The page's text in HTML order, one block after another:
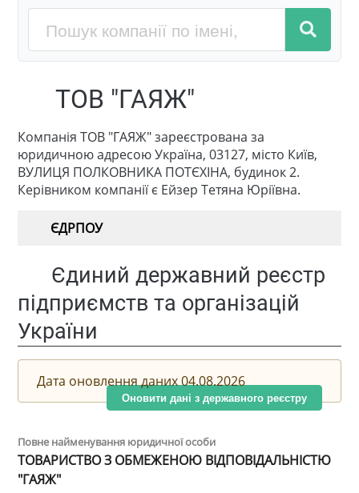
ТОВ "ГАЯЖ"
Компанія ТОВ "ГАЯЖ" зареєстрована за
юридичною адресою Україна, 03127, місто Київ,
ВУЛИЦЯ ПОЛКОВНИКА ПОТЄХІНА, будинок 2.
Керівником компанії є Ейзер Тетяна Юріївна.
ЄДРПОУ
Єдиний державний реєстр
підприємств та організацій
України
Дата оновлення даних 04.08.2026
Оновити дані з державного реєстру
Повне найменування юридичної особи
ТОВАРИСТВО З ОБМЕЖЕНОЮ ВІДПОВІДАЛЬНІСТЮ
"ГАЯЖ"